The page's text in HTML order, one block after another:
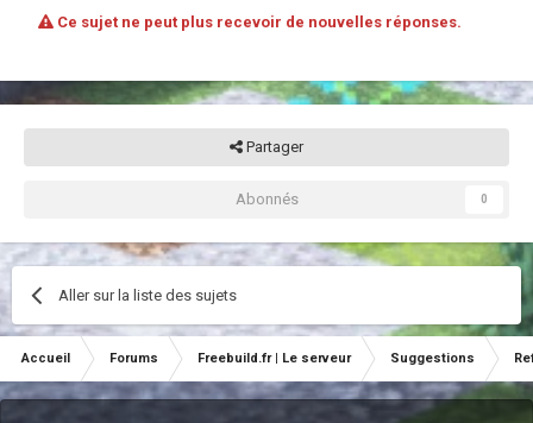
Ce sujet ne peut plus recevoir de nouvelles réponses.
Partager
Abonnés 0
Aller sur la liste des sujets
Accueil Forums Freebuild.fr | Le serveur Suggestions